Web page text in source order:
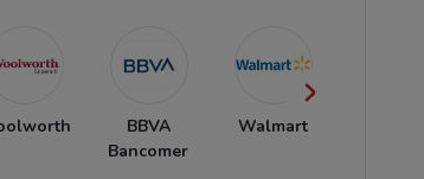
BBVA
Bancomer
Walmart